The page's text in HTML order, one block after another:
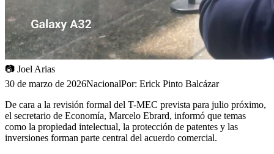
📷 Joel Arias
30 de marzo de 2026NacionalPor: Erick Pinto Balcázar
De cara a la revisión formal del T-MEC prevista para julio próximo,
el secretario de Economía, Marcelo Ebrard, informó que temas
como la propiedad intelectual, la protección de patentes y las
inversiones forman parte central del acuerdo comercial.